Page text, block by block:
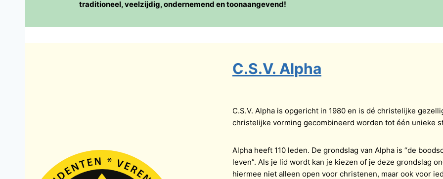
traditioneel, veelzijdig, ondernemend en toonaangevend!
C.S.V. Alpha
C.S.V. Alpha is opgericht in 1980 en is dé christelijke
christelijke vorming gecombineerd worden tot één unieke
Alpha heeft 110 leden. De grondslag van Alpha is “de
leven”. Als je lid wordt kan je kiezen of je deze grondslag
hiermee niet alleen open voor christenen, maar ook voor